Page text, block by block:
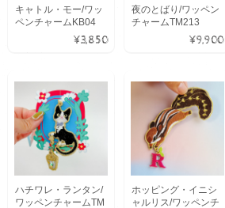
キャトル・モー/ワッ
ペンチャームKB04
¥3,850
夜のとばり/ワッペン
チャームTM213
¥9,900
ハチワレ・ランタン/
ワッペンチャームTM
ホッピング・イニシ
ャルリス/ワッペンチ